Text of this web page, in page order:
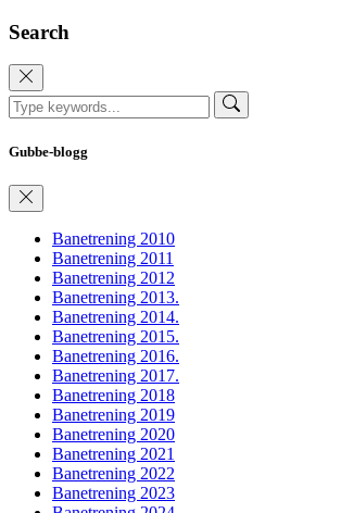
Search
Gubbe-blogg
Banetrening 2010
Banetrening 2011
Banetrening 2012
Banetrening 2013.
Banetrening 2014.
Banetrening 2015.
Banetrening 2016.
Banetrening 2017.
Banetrening 2018
Banetrening 2019
Banetrening 2020
Banetrening 2021
Banetrening 2022
Banetrening 2023